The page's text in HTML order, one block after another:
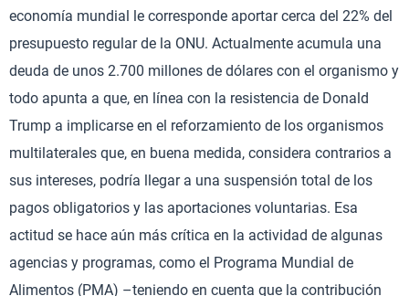
economía mundial le corresponde aportar cerca del 22% del
presupuesto regular de la ONU. Actualmente acumula una
deuda de unos 2.700 millones de dólares con el organismo y
todo apunta a que, en línea con la resistencia de Donald
Trump a implicarse en el reforzamiento de los organismos
multilaterales que, en buena medida, considera contrarios a
sus intereses, podría llegar a una suspensión total de los
pagos obligatorios y las aportaciones voluntarias. Esa
actitud se hace aún más crítica en la actividad de algunas
agencias y programas, como el Programa Mundial de
Alimentos (PMA) –teniendo en cuenta que la contribución